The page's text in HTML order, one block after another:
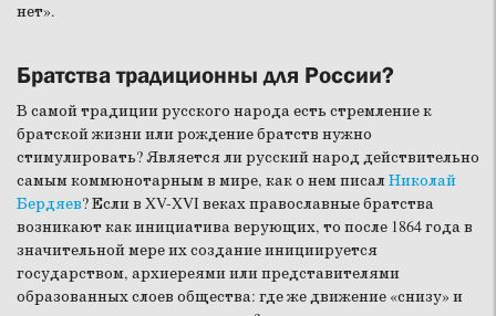
нет».
Братства традиционны для России?
В самой традиции русского народа есть стремление к
братской жизни или рождение братств нужно
стимулировать? Является ли русский народ действительно
самым коммюнотарным в мире, как о нем писалНиколай
Бердяев? Если в XV-XVI веках православные братства
возникают как инициатива верующих, то после 1864 года в
значительной мере их создание инициируется
государством, архиереями или представителями
образованных слоев общества: где же движение «снизу» и